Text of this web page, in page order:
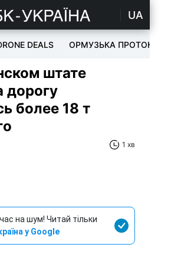
UA
DEALS ОРМУЗЬКА ПРОТОКА
штате
дорогу
более 18 т
1 хв
на шум! Читай тільки
у Google